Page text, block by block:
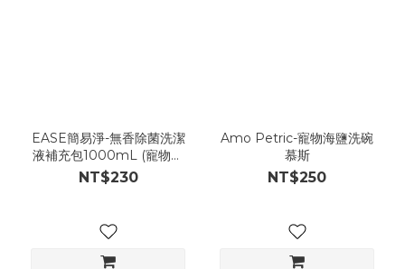
EASE簡易淨-無香除菌洗潔
液補充包1000mL (寵物家
庭適用)
NT$230
Amo Petric-寵物海鹽洗碗
慕斯
NT$250